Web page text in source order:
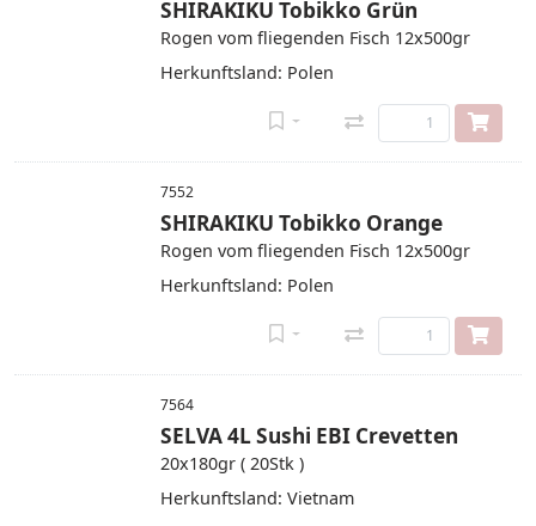
SHIRAKIKU Tobikko Grün
Rogen vom fliegenden Fisch 12x500gr
Herkunftsland: Polen
7552
SHIRAKIKU Tobikko Orange
Rogen vom fliegenden Fisch 12x500gr
Herkunftsland: Polen
7564
SELVA 4L Sushi EBI Crevetten
20x180gr ( 20Stk )
Herkunftsland: Vietnam